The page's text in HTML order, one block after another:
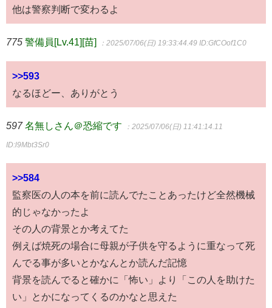
他は警察判断で変わるよ
775 警備員[Lv.41][苗] ：2025/07/06(日) 19:33:44.49 ID:GfCOof1C0
>>593
なるほどー、ありがとう
597 名無しさん＠恐縮です ：2025/07/06(日) 11:41:14.11
ID:l9Mbt3Sr0
>>584
監察医の人の本を前に読んでたことあったけど全然機械
的じゃなかったよ
その人の背景とか考えてた
例えば焼死の場合に母親が子供を守るように重なって死
んでる事が多いとかなんとか読んだ記憶
背景を読んでると確かに「怖い」より「この人を助けた
い」とかになってくるのかなと思えた